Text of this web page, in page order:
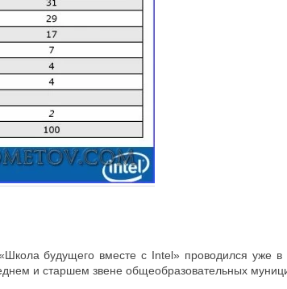
будущего вместе с Intel» проводился уже
и старшем звене общеобразовательных